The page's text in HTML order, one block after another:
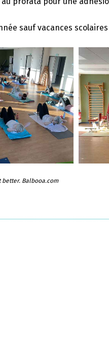
sauf vacances
Balbooa.com